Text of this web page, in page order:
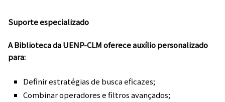
Suporte especializado
A Biblioteca da UENP-CLM oferece auxílio personalizado
para:
Definir estratégias de busca eficazes;
Combinar operadores e filtros avançados;